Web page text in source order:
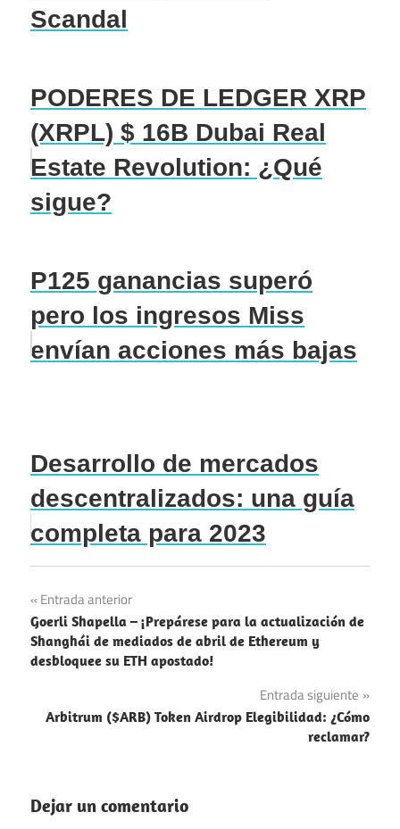
Scandal
PODERES DE LEDGER XRP
(XRPL) $ 16B Dubai Real
Estate Revolution: ¿Qué
sigue?
P125 ganancias superó
pero los ingresos Miss
envían acciones más bajas
Desarrollo de mercados
descentralizados: una guía
completa para 2023
Navegación
de
entradas
Entrada anterior
Goerli Shapella – ¡Prepárese para la actualización de
Shanghái de mediados de abril de Ethereum y
desbloquee su ETH apostado!
Entrada siguiente
Arbitrum ($ARB) Token Airdrop Elegibilidad: ¿Cómo
reclamar?
Dejar un comentario